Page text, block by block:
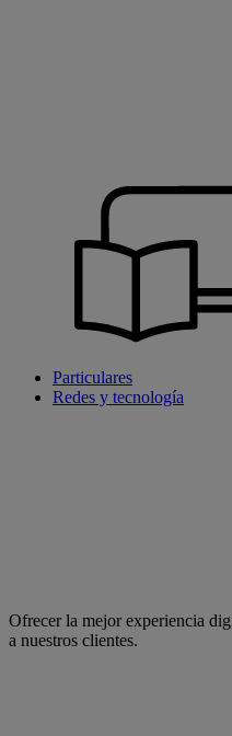
Particulares
Redes y tecnología
Ofrecer la mejor experiencia
a nuestros clientes.